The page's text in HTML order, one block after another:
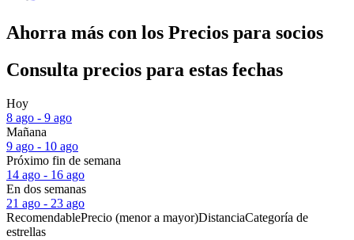
Ahorra más con los Precios para socios
Consulta precios para estas fechas
Hoy
8 ago - 9 ago
Mañana
9 ago - 10 ago
Próximo fin de semana
14 ago - 16 ago
En dos semanas
21 ago - 23 ago
RecomendablePrecio (menor a mayor)DistanciaCategoría de
estrellas